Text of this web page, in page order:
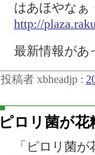
はあほやなぁ
http://
最新情報があ
投稿者 xbheadjp :
ピロリ菌が花
「ピロリ菌